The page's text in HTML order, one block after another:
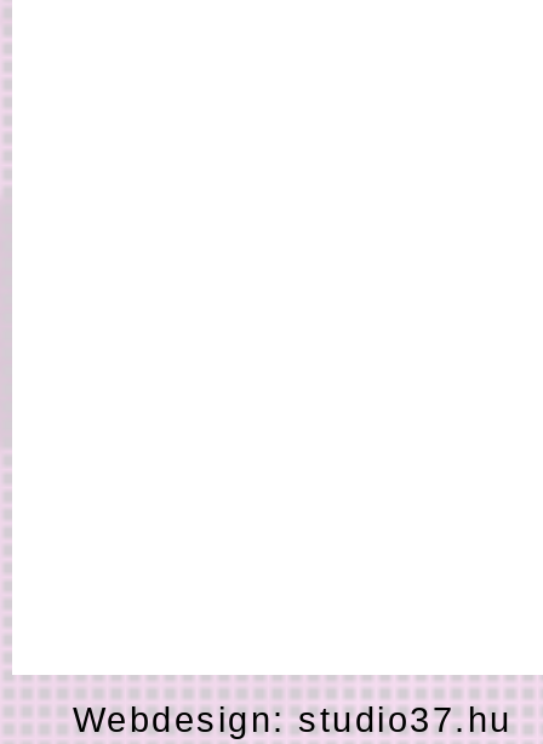
Webdesign:studio37.hu